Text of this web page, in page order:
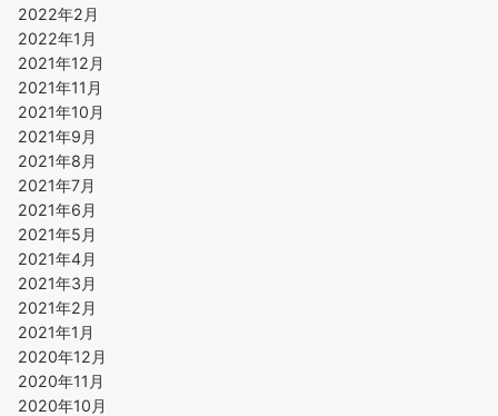
2022年2月
2022年1月
2021年12月
2021年11月
2021年10月
2021年9月
2021年8月
2021年7月
2021年6月
2021年5月
2021年4月
2021年3月
2021年2月
2021年1月
2020年12月
2020年11月
2020年10月